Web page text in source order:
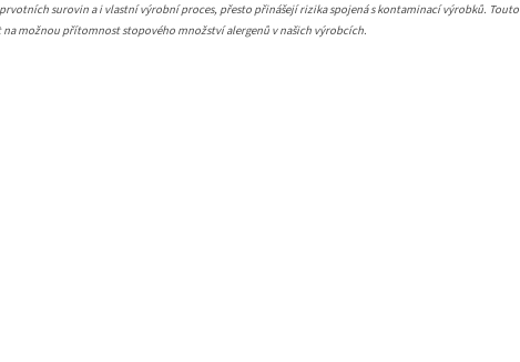
surovin a i vlastní výrobní proces, přesto přinášejí rizika spojená s kontaminací výrobků. Touto
možnou přítomnost stopového množství alergenů v našich výrobcích.